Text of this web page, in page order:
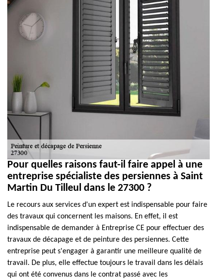
Pour quelles raisons faut-il faire appel à une
entreprise spécialiste des persiennes à Saint
Martin Du Tilleul dans le 27300 ?
Le recours aux services d'un expert est indispensable pour faire
des travaux qui concernent les maisons. En effet, il est
indispensable de demander à Entreprise CE pour effectuer des
travaux de décapage et de peinture des persiennes. Cette
entreprise peut s'engager à garantir une meilleure qualité de
travail. De plus, elle effectue toujours le travail dans les délais
qui ont été convenus dans le contrat passé avec les